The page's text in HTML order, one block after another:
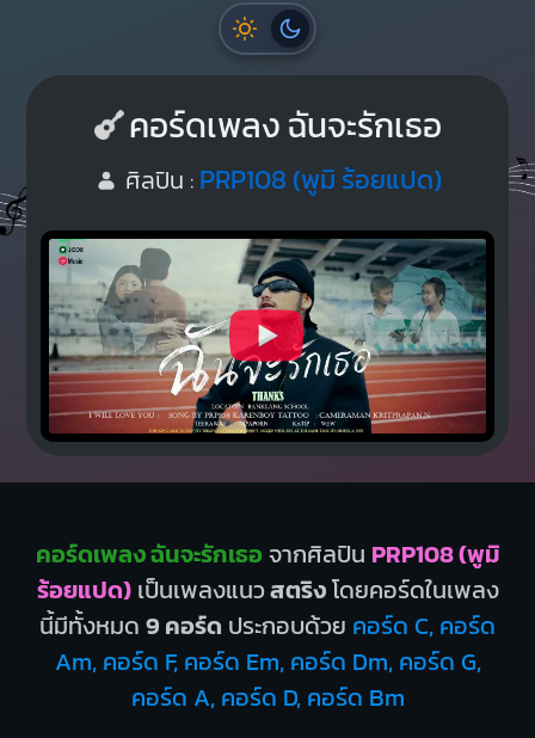
คอร์ดเพลง ฉันจะรักเธอ
ศิลปิน : PRP108 (พูมิ ร้อยแปด)
คอร์ดเพลง ฉันจะรักเธอจากศิลปิน PRP108 (พูมิ
ร้อยแปด)เป็นเพลงแนวสตริงโดยคอร์ดในเพลง
นี้มีทั้งหมด 9 คอร์ด ประกอบด้วย คอร์ด C, คอร์ด
Am, คอร์ด F, คอร์ด Em, คอร์ด Dm, คอร์ด G,
คอร์ด A, คอร์ด D, คอร์ด Bm